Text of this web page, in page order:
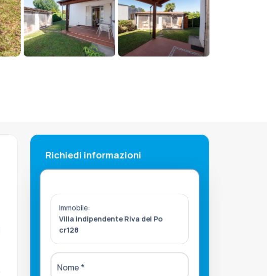
Richiedi informazioni
Immobile:
Villa indipendente Riva del Po
cr128
Nome *